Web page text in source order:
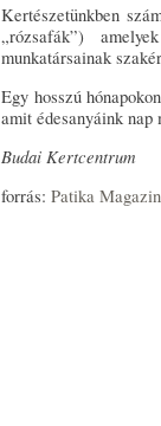
Kertészetünkben
„rózsafák”)
munkatársainak
Egy hosszú
amit édesanyáink nap
Budai Kertcentrum
forrás:Patika Magazin